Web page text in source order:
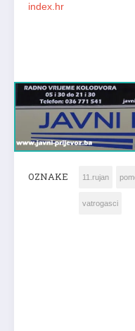
index.hr
OZNAKE 11.rujan
vatrogasci